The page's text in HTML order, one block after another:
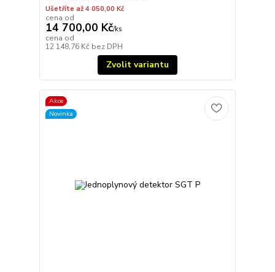
Ušetříte až 4 050,00 Kč
cena od
14 700,00 Kč/ks
cena od
12 148,76 Kč bez DPH
Zvolit variantu
Akce
Novinka